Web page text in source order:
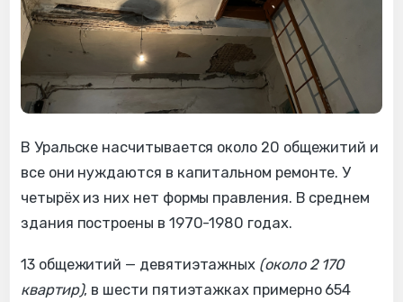
В Уральске насчитывается около 20 общежитий и
все они нуждаются в капитальном ремонте. У
четырёх из них нет формы правления. В среднем
здания построены в 1970-1980 годах.
13 общежитий — девятиэтажных (около 2 170
квартир), в шести пятиэтажках примерно 654